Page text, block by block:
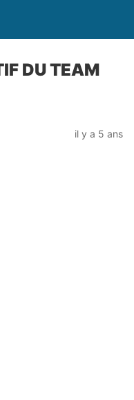
DU TEAM
il y a 5 ans